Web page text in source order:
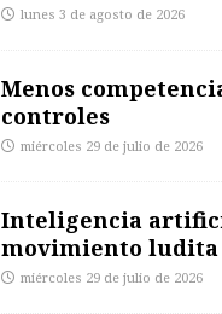
lunes 3 de agosto de 2026
Menos
controles
miércoles 29 de julio de 2026
Inteligencia
movimiento ludita
miércoles 29 de julio de 2026